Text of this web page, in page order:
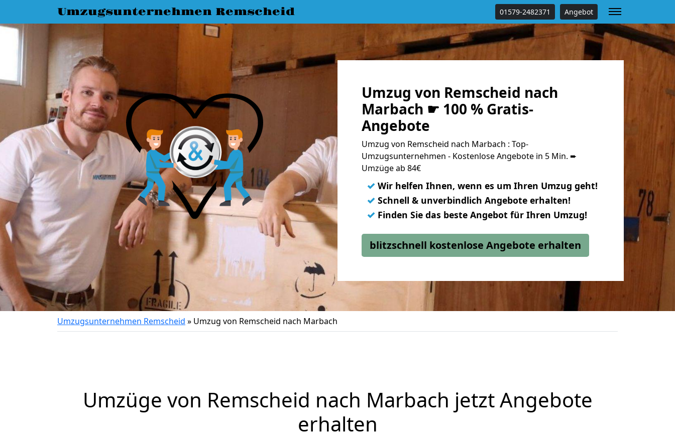
Umzugsunternehmen Remscheid 01579-2482371 Angebot
Umzug von Remscheid nach
Marbach ☛ 100 % Gratis-
Angebote
Umzug von Remscheid nach Marbach : Top-
Umzugsunternehmen - Kostenlose Angebote in 5 Min. ➨
Umzüge ab 84€
✓ Wir helfen Ihnen, wenn es um Ihren Umzug geht!
✓ Schnell & unverbindlich Angebote erhalten!
✓ Finden Sie das beste Angebot für Ihren Umzug!
blitzschnell kostenlose Angebote erhalten
Umzugsunternehmen Remscheid » Umzug von Remscheid nach Marbach
Umzüge von Remscheid nach Marbach jetzt Angebote
erhalten